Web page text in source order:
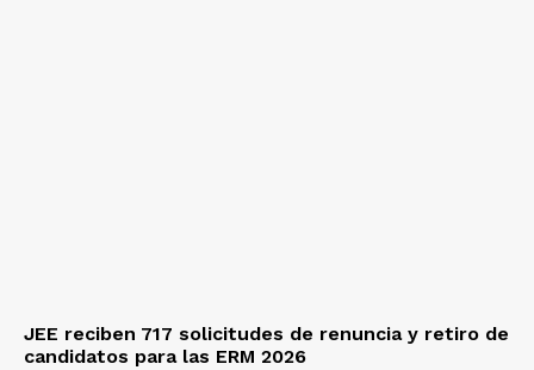
JEE reciben 717 solicitudes de renuncia y retiro de
candidatos para las ERM 2026